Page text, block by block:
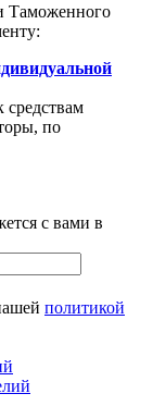
Таможенного
средствам
по
с вами в
политикой